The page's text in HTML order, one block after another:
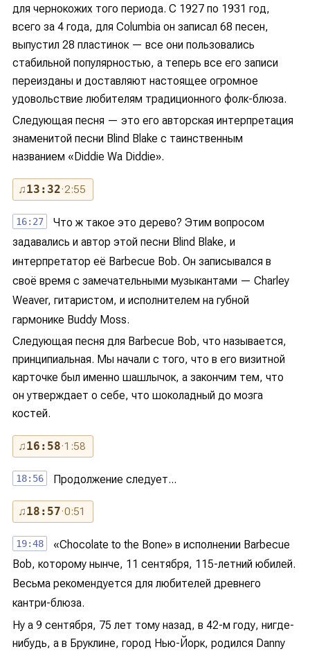
для чернокожих того периода. С 1927 по 1931 год,
всего за 4 года, для Columbia он записал 68 песен,
выпустил 28 пластинок — все они пользовались
стабильной популярностью, а теперь все его записи
переизданы и доставляют настоящее огромное
удовольствие любителям традиционного фолк-блюза.
Следующая песня — это его авторская интерпретация
знаменитой песни Blind Blake с таинственным
названием «Diddie Wa Diddie».
♫13:32· 2:55
16:27
Что ж такое это дерево? Этим вопросом
задавались и автор этой песни Blind Blake, и
интерпретатор её Barbecue Bob. Он записывался в
своё время с замечательными музыкантами — Charley
Weaver, гитаристом, и исполнителем на губной
гармонике Buddy Moss.
Следующая песня для Barbecue Bob, что называется,
принципиальная. Мы начали с того, что в его визитной
карточке был именно шашлычок, а закончим тем, что
он утверждает о себе, что шоколадный до мозга
костей.
♫16:58· 1:58
18:56 Продолжение следует...
♫18:57· 0:51
19:48
«Chocolate to the Bone» в исполнении Barbecue
Bob, которому нынче, 11 сентября, 115-летний юбилей.
Весьма рекомендуется для любителей древнего
кантри-блюза.
Ну а 9 сентября, 75 лет тому назад, в 42-м году, нигде-
нибудь, а в Бруклине, город Нью-Йорк, родился Danny